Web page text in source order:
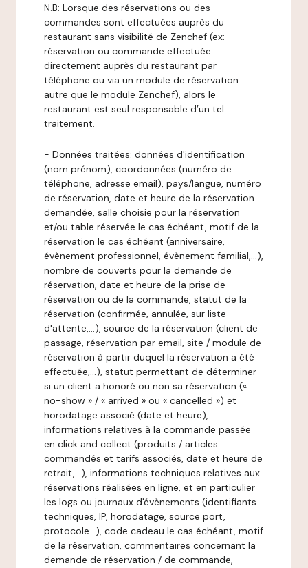
N.B: Lorsque des réservations ou des
commandes sont effectuées auprès du
restaurant sans visibilité de Zenchef (ex:
réservation ou commande effectuée
directement auprès du restaurant par
téléphone ou via un module de réservation
autre que le module Zenchef), alors le
restaurant est seul responsable d’un tel
traitement.
- Données traitées: données d'identification
(nom prénom), coordonnées (numéro de
téléphone, adresse email), pays/langue, numéro
de réservation, date et heure de la réservation
demandée, salle choisie pour la réservation
et/ou table réservée le cas échéant, motif de la
réservation le cas échéant (anniversaire,
évènement professionnel, évènement familial,…),
nombre de couverts pour la demande de
réservation, date et heure de la prise de
réservation ou de la commande, statut de la
réservation (confirmée, annulée, sur liste
d'attente,…), source de la réservation (client de
passage, réservation par email, site / module de
réservation à partir duquel la réservation a été
effectuée,…), statut permettant de déterminer
si un client a honoré ou non sa réservation («
no-show » / « arrived » ou « cancelled ») et
horodatage associé (date et heure),
informations relatives à la commande passée
en click and collect (produits / articles
commandés et tarifs associés, date et heure de
retrait,…), informations techniques relatives aux
réservations réalisées en ligne, et en particulier
les logs ou journaux d'évènements (identifiants
techniques, IP, horodatage, source port,
protocole…), code cadeau le cas échéant, motif
de la réservation, commentaires concernant la
demande de réservation / de commande,